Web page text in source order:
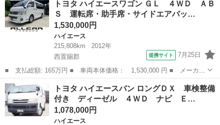
ＧＬ ４ＷＤ ＥＴＣ ドラレコ バックカメラ ■ 排気量：
2700c...
トヨタ ハイエースワゴン ＧＬ ４ＷＤ ＡＢ
Ｓ 運転席・助手席・サイドエアバッ…
1,530,000円
ハイエース
215,808km
2012年
西置賜郡
提携サイト 7月25日
■ 支払総額: 165万円 ■ 車両本体価格： 1,530,000 円 ■ メーカー
名： トヨタ ■ 車種名： ハイエースワゴン ■ グレード名： Ｇ
Ｌ ４ＷＤ ＡＢＳ 運転席・助手席・サイドエアバック 横滑り防
止システム...
山形 西置賜郡 ハイエース
トヨタ ハイエースバン ロングＤＸ 車検整備
付き ディーゼル ４ＷＤ ナビ Ｅ…
1,078,000円
ハイエース